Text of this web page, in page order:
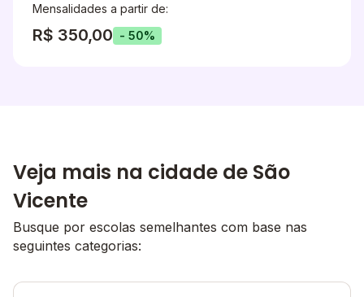
Mensalidades a partir de:
R$ 350,00 - 50%
Veja mais na cidade de São
Vicente
Busque por escolas semelhantes com base nas
seguintes categorias: